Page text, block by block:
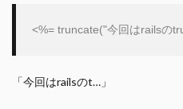
<%= truncate("今回はrailsの
「今回はrailsのt…」